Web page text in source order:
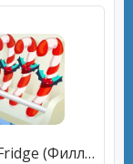
Fill The Fridge (Филл тхе Фридж) [МОД Меню] APK Android